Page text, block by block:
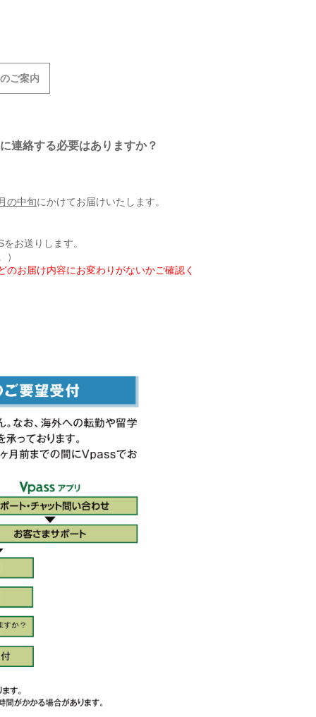
ご案内
連絡する必要はありますか？
の中旬にかけてお届けいたします。
お送りします。
のお届け内容にお変わりがないかご確認く